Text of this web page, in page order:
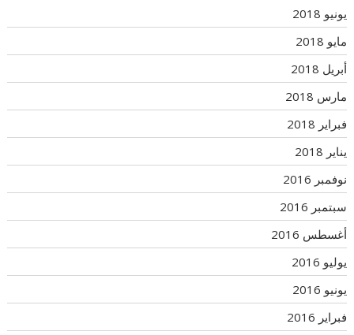
يونيو 2018
مايو 2018
أبريل 2018
مارس 2018
فبراير 2018
يناير 2018
نوفمبر 2016
سبتمبر 2016
أغسطس 2016
يوليو 2016
يونيو 2016
فبراير 2016